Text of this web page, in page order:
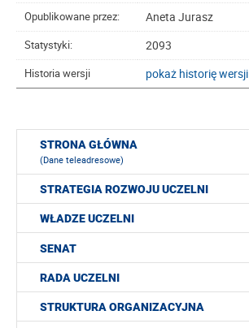
Opublikowane przez: Aneta Jurasz
Statystyki: 2093
Historia wersji pokaż historię wersji
STRONA GŁÓWNA
(Dane teleadresowe)
STRATEGIA ROZWOJU UCZELNI
WŁADZE UCZELNI
SENAT
RADA UCZELNI
STRUKTURA ORGANIZACYJNA